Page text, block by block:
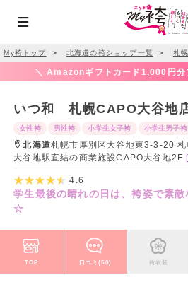
My袴トップ ＞ 北海道の袴ショップ一覧 ＞ 札
＼ Amazonギフトカード1,000円分
いつ和 札幌CAPO大谷地
女性袴 男性袴 小学生女子袴 小学生男子袴
北海道札幌市厚別区大谷地東3-3-20
大谷地駅直結の商業施設CAPO大谷地2F
4.6
学生最後の晴れの日は、袴姿で素敵
☆
TOP 口コミ(50) 袴衣装